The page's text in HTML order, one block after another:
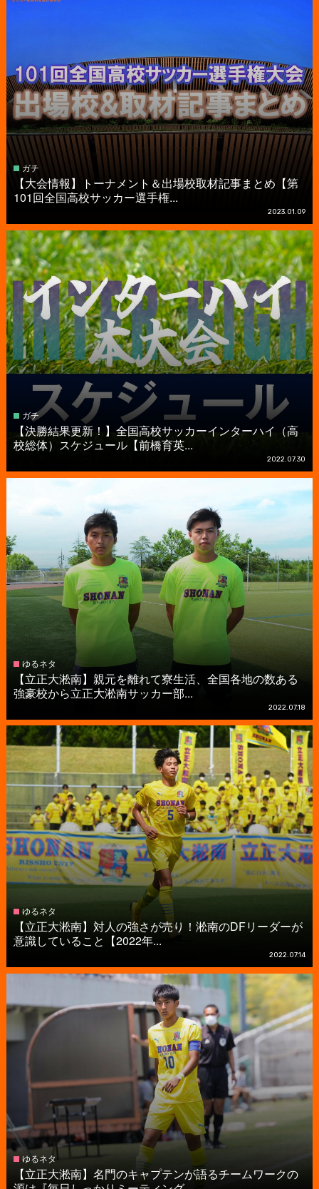
ガチ
【大会情報】トーナメント＆出場校取材記事まとめ【第
101回全国高校サッカー選手権...
2023.01.09
ガチ
【決勝結果更新！】全国高校サッカーインターハイ（高
校総体）スケジュール【前橋育英...
2022.07.30
ゆるネタ
【立正大淞南】親元を離れて寮生活、全国各地の数ある
強豪校から立正大淞南サッカー部...
2022.07.18
ゆるネタ
【立正大淞南】対人の強さが売り！淞南のDFリーダーが
意識していること【2022年...
2022.07.14
ゆるネタ
【立正大淞南】名門のキャプテンが語るチームワークの